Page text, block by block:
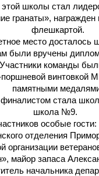
этой школы стал
гранаты», награжден
флешкартой.
место
были вручены
команды
винтовкой
памятными
стала
школа №9.
особые
отделения
организации
майор запаса
начальника